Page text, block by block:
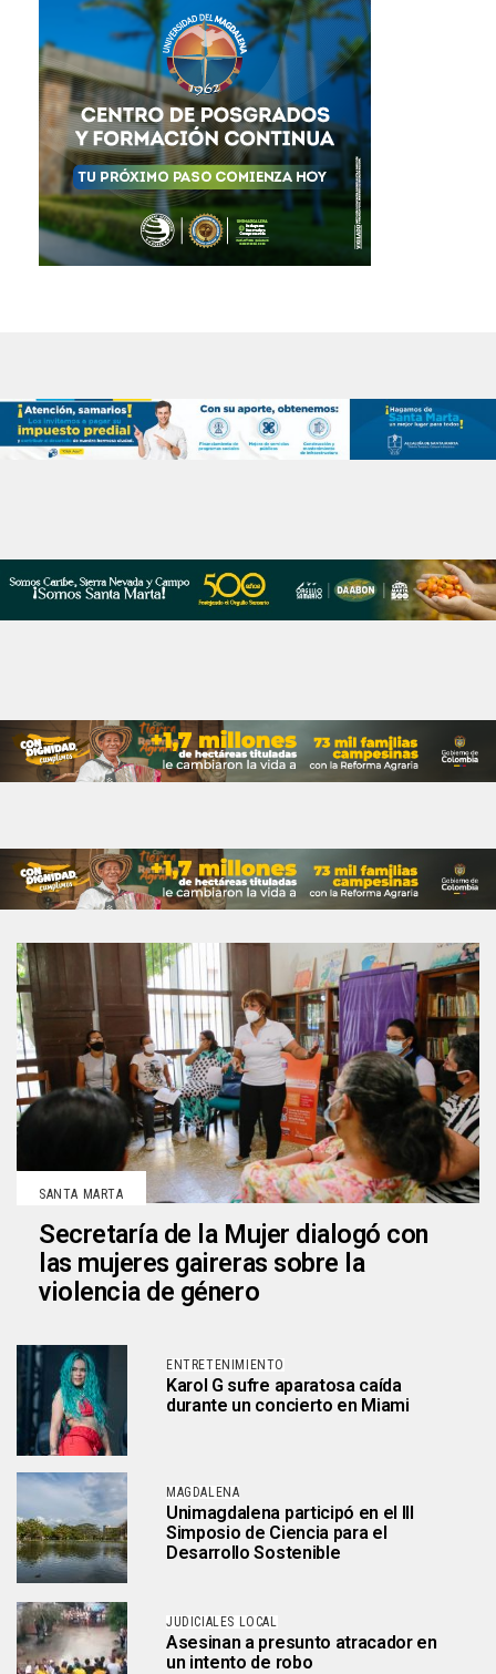
SANTA MARTA
Secretaría de la Mujer dialogó con
las mujeres gaireras sobre la
violencia de género
ENTRETENIMIENTO
Karol G sufre aparatosa caída
durante un concierto en Miami
MAGDALENA
Unimagdalena participó en el III
Simposio de Ciencia para el
Desarrollo Sostenible
JUDICIALES LOCAL
Asesinan a presunto atracador en
un intento de robo